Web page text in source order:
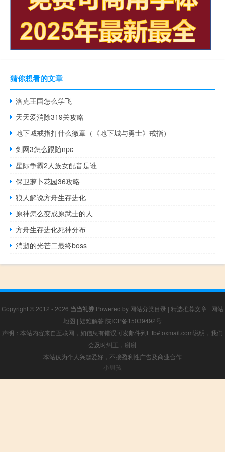
猜你想看的文章
洛克王国怎么学飞
天天爱消除319关攻略
地下城戒指打什么徽章（《地下城与勇士》戒指）
剑网3怎么跟随npc
星际争霸2人族女配音是谁
保卫萝卜花园36攻略
狼人解说方舟生存进化
原神怎么变成原武士的人
方舟生存进化死神分布
消逝的光芒二最终boss
Copyright © 2012 - 2026 当当礼券 Powered by 网站分类目录 | 精选推荐文章 | 网站
地图 | 疑难解答 陕ICP备15039492号
声明：本站内容来自互联网，如信息有错误可发邮件到f_fb#foxmail.com说明，我们
会及时纠正，谢谢
本站仅为个人兴趣爱好，不接盈利性广告及商业合作
小男孩